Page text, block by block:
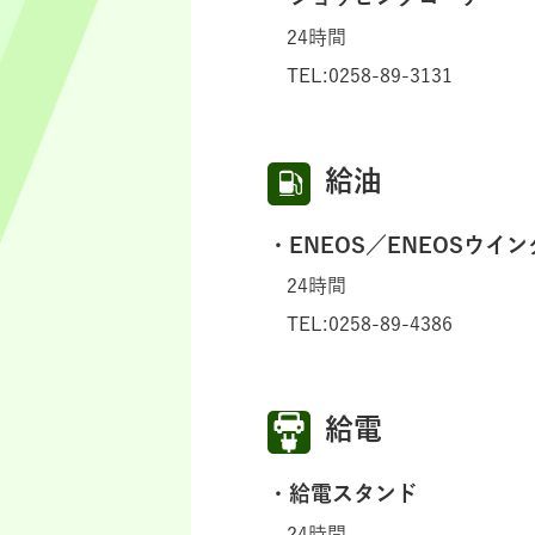
24時間
TEL:0258-89-3131
給油
ENEOS／ENEOSウイン
24時間
TEL:0258-89-4386
給電
給電スタンド